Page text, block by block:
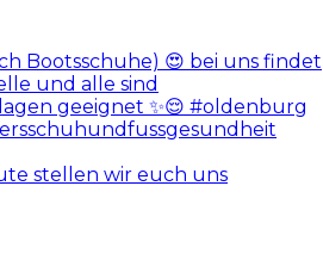
stellen wir euch uns